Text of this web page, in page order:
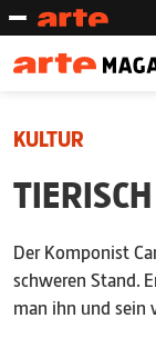
KULTUR
Der Komponist
schweren Stand.
man ihn und sein